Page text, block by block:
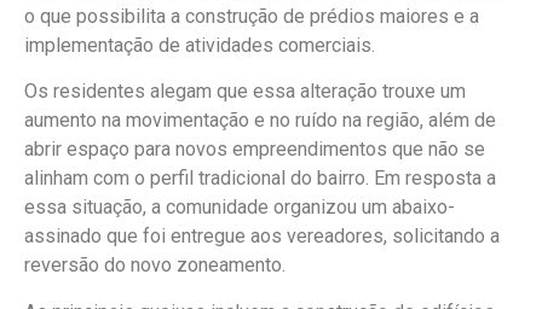
o que possibilita a construção de prédios maiores e a
implementação de atividades comerciais.
Os residentes alegam que essa alteração trouxe um
aumento na movimentação e no ruído na região, além de
abrir espaço para novos empreendimentos que não se
alinham com o perfil tradicional do bairro. Em resposta a
essa situação, a comunidade organizou um abaixo-
assinado que foi entregue aos vereadores, solicitando a
reversão do novo zoneamento.